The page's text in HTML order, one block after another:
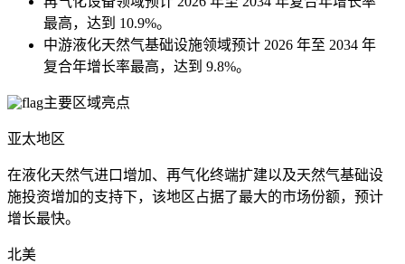
最高，达到 10.9%。
中游液化天然气基础设施领域预计 2026 年至 2034 年
复合年增长率最高，达到 9.8%。
主要区域亮点
亚太地区
在液化天然气进口增加、再气化终端扩建以及天然气基础设
施投资增加的支持下，该地区占据了最大的市场份额，预计
增长最快。
北美